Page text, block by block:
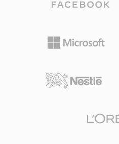
เนื่องจากทั้งสองตัวแปลง
แพลตฟอร์มครอบคลุม
ฟรีและโอเพนซอร์สอย่างส
เสาหลักของการเข้ารหัส
กว่าจะเข้ามาแทนที่
kbps ให้ผู้ใช้สร้างสมดุลร
ความเข้ากันได้กับอุปกรณ์อ
ขนาดไฟล์ที่เล็กทำให้ MP3
และเผยแพร่เพลงผ่านอินเ
ปฏิบัติการ และอุปกรณ์พกพ